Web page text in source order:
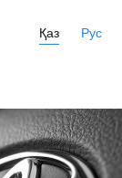
Қаз Рус